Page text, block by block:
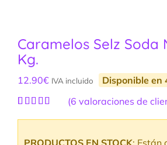
Caramelos Selz Soda
Kg.
12.90€ IVA incluido Disponible en
(6 valoraciones de